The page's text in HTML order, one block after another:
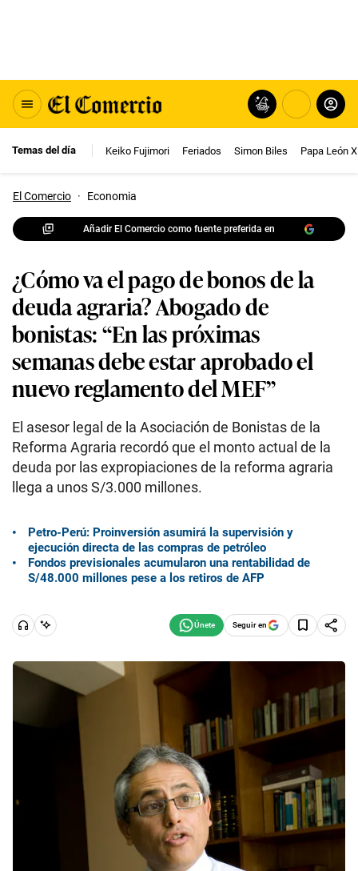
Temas del día Keiko Fujimori Feriados Simon Biles Papa León
El Comercio · Economia
Añadir El Comercio como fuente preferida en
¿Cómo va el pago de bonos de la
deuda agraria? Abogado de
bonistas: “En las próximas
semanas debe estar aprobado el
nuevo reglamento del MEF”
El asesor legal de la Asociación de Bonistas de la
Reforma Agraria recordó que el monto actual de la
deuda por las expropiaciones de la reforma agraria
llega a unos S/3.000 millones.
Petro-Perú: Proinversión asumirá la supervisión y
ejecución directa de las compras de petróleo
Fondos previsionales acumularon una rentabilidad de
S/48.000 millones pese a los retiros de AFP
Seguir en